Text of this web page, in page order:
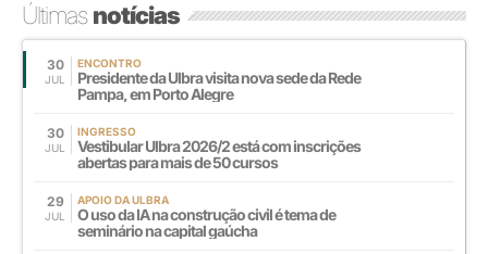
Últimasnotícias
30
JUL
ENCONTRO
Presidente da Ulbra visita nova sede da Rede
Pampa, em Porto Alegre
30
JUL
INGRESSO
Vestibular Ulbra 2026/2 está com inscrições
abertas para mais de 50 cursos
29
JUL
APOIO DA ULBRA
O uso da IA na construção civil é tema de
seminário na capital gaúcha